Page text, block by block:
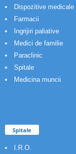
Dispozitive medicale
Farmacii
Ingrijiri paliative
Medici de familie
Paraclinic
Spitale
Medicina muncii
Spitale
I.R.O.